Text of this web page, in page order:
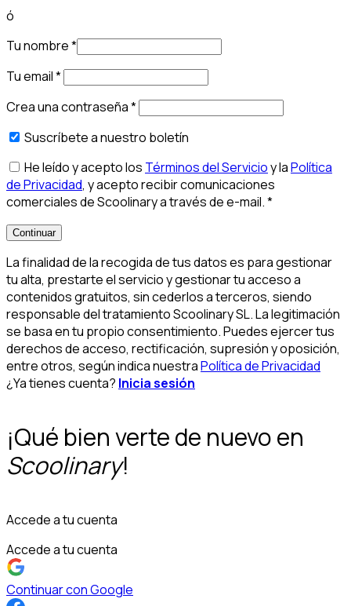
ó
Tu nombre*
Tu email*
Crea una contraseña*
Suscríbete a nuestro boletín
He leído y acepto los Términos del Servicioy laPolítica
de Privacidad, y acepto recibir comunicaciones
comerciales de Scoolinary a través de e-mail.*
Continuar
La finalidad de la recogida de tus datos es para gestionar
tu alta, prestarte el servicio y gestionar tu acceso a
contenidos gratuitos, sin cederlos a terceros, siendo
responsable del tratamiento Scoolinary SL. La legitimación
se basa en tu propio consentimiento. Puedes ejercer tus
derechos de acceso, rectificación, supresión y oposición,
entre otros, según indica nuestraPolítica de Privacidad
¿Ya tienes cuenta? Inicia sesión
¡Qué bien verte de nuevo en
Scoolinary!
Accede a tu cuenta
Accede a tu cuenta
Continuar con Google